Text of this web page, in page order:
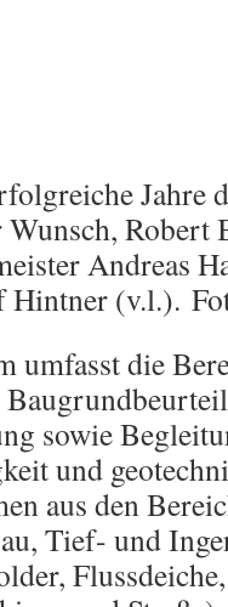
Jahre
Robert
Andreas
Hintner (v.l.).
umfasst die
sowie
und
aus den
Tief- und